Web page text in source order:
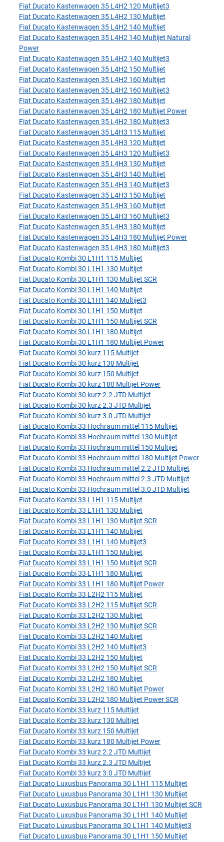
Fiat Ducato Kastenwagen 35 L4H2 120 Multijet3
Fiat Ducato Kastenwagen 35 L4H2 130 Multijet
Fiat Ducato Kastenwagen 35 L4H2 140 Multijet
Fiat Ducato Kastenwagen 35 L4H2 140 Multijet Natural
Power
Fiat Ducato Kastenwagen 35 L4H2 140 Multijet3
Fiat Ducato Kastenwagen 35 L4H2 150 Multijet
Fiat Ducato Kastenwagen 35 L4H2 160 Multijet
Fiat Ducato Kastenwagen 35 L4H2 160 Multijet3
Fiat Ducato Kastenwagen 35 L4H2 180 Multijet
Fiat Ducato Kastenwagen 35 L4H2 180 Multijet Power
Fiat Ducato Kastenwagen 35 L4H2 180 Multijet3
Fiat Ducato Kastenwagen 35 L4H3 115 Multijet
Fiat Ducato Kastenwagen 35 L4H3 120 Multijet
Fiat Ducato Kastenwagen 35 L4H3 120 Multijet3
Fiat Ducato Kastenwagen 35 L4H3 130 Multijet
Fiat Ducato Kastenwagen 35 L4H3 140 Multijet
Fiat Ducato Kastenwagen 35 L4H3 140 Multijet3
Fiat Ducato Kastenwagen 35 L4H3 150 Multijet
Fiat Ducato Kastenwagen 35 L4H3 160 Multijet
Fiat Ducato Kastenwagen 35 L4H3 160 Multijet3
Fiat Ducato Kastenwagen 35 L4H3 180 Multijet
Fiat Ducato Kastenwagen 35 L4H3 180 Multijet Power
Fiat Ducato Kastenwagen 35 L4H3 180 Multijet3
Fiat Ducato Kombi 30 L1H1 115 Multijet
Fiat Ducato Kombi 30 L1H1 130 Multijet
Fiat Ducato Kombi 30 L1H1 130 Multijet SCR
Fiat Ducato Kombi 30 L1H1 140 Multijet
Fiat Ducato Kombi 30 L1H1 140 Multijet3
Fiat Ducato Kombi 30 L1H1 150 Multijet
Fiat Ducato Kombi 30 L1H1 150 Multijet SCR
Fiat Ducato Kombi 30 L1H1 180 Multijet
Fiat Ducato Kombi 30 L1H1 180 Multijet Power
Fiat Ducato Kombi 30 kurz 115 Multijet
Fiat Ducato Kombi 30 kurz 130 Multijet
Fiat Ducato Kombi 30 kurz 150 Multijet
Fiat Ducato Kombi 30 kurz 180 Multijet Power
Fiat Ducato Kombi 30 kurz 2.2 JTD Multijet
Fiat Ducato Kombi 30 kurz 2.3 JTD Multijet
Fiat Ducato Kombi 30 kurz 3.0 JTD Multijet
Fiat Ducato Kombi 33 Hochraum mittel 115 Multijet
Fiat Ducato Kombi 33 Hochraum mittel 130 Multijet
Fiat Ducato Kombi 33 Hochraum mittel 150 Multijet
Fiat Ducato Kombi 33 Hochraum mittel 180 Multijet Power
Fiat Ducato Kombi 33 Hochraum mittel 2.2 JTD Multijet
Fiat Ducato Kombi 33 Hochraum mittel 2.3 JTD Multijet
Fiat Ducato Kombi 33 Hochraum mittel 3.0 JTD Multijet
Fiat Ducato Kombi 33 L1H1 115 Multijet
Fiat Ducato Kombi 33 L1H1 130 Multijet
Fiat Ducato Kombi 33 L1H1 130 Multijet SCR
Fiat Ducato Kombi 33 L1H1 140 Multijet
Fiat Ducato Kombi 33 L1H1 140 Multijet3
Fiat Ducato Kombi 33 L1H1 150 Multijet
Fiat Ducato Kombi 33 L1H1 150 Multijet SCR
Fiat Ducato Kombi 33 L1H1 180 Multijet
Fiat Ducato Kombi 33 L1H1 180 Multijet Power
Fiat Ducato Kombi 33 L2H2 115 Multijet
Fiat Ducato Kombi 33 L2H2 115 Multijet SCR
Fiat Ducato Kombi 33 L2H2 130 Multijet
Fiat Ducato Kombi 33 L2H2 130 Multijet SCR
Fiat Ducato Kombi 33 L2H2 140 Multijet
Fiat Ducato Kombi 33 L2H2 140 Multijet3
Fiat Ducato Kombi 33 L2H2 150 Multijet
Fiat Ducato Kombi 33 L2H2 150 Multijet SCR
Fiat Ducato Kombi 33 L2H2 180 Multijet
Fiat Ducato Kombi 33 L2H2 180 Multijet Power
Fiat Ducato Kombi 33 L2H2 180 Multijet Power SCR
Fiat Ducato Kombi 33 kurz 115 Multijet
Fiat Ducato Kombi 33 kurz 130 Multijet
Fiat Ducato Kombi 33 kurz 150 Multijet
Fiat Ducato Kombi 33 kurz 180 Multijet Power
Fiat Ducato Kombi 33 kurz 2.2 JTD Multijet
Fiat Ducato Kombi 33 kurz 2.3 JTD Multijet
Fiat Ducato Kombi 33 kurz 3.0 JTD Multijet
Fiat Ducato Luxusbus Panorama 30 L1H1 115 Multijet
Fiat Ducato Luxusbus Panorama 30 L1H1 130 Multijet
Fiat Ducato Luxusbus Panorama 30 L1H1 130 Multijet SCR
Fiat Ducato Luxusbus Panorama 30 L1H1 140 Multijet
Fiat Ducato Luxusbus Panorama 30 L1H1 140 Multijet3
Fiat Ducato Luxusbus Panorama 30 L1H1 150 Multijet